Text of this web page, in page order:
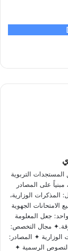
التربوية
مبنياً على المصادر
المذكرات الوزارية،
الامتحانات الجهوية
واحد: جعل المعلومة
مجال التخصص:
الوزارية ✦ المصادر:
النصوص الرسمية ✦